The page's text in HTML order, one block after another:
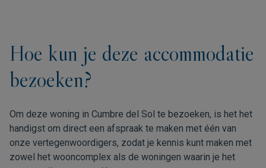
Hoe kun je deze accommodatie
bezoeken?
Om deze woning in Cumbre del Sol te bezoeken, is het het
handigst om direct een afspraak te maken met één van
onze vertegenwoordigers, zodat je kennis kunt maken met
zowel het wooncomplex als de woningen waarin je het